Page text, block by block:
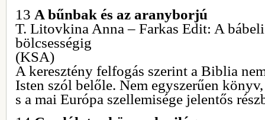
13 A bűnbak és az aranyborjú
T. Litovkina Anna – Farkas Edit: A
bölcsességig
(KSA)
A keresztény felfogás szerint a Biblia
Isten szól belőle. Nem egyszerűen
s a mai Európa szellemisége jelentős